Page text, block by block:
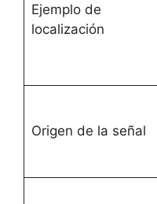
Ejemplo de
localización
Origen de la señal